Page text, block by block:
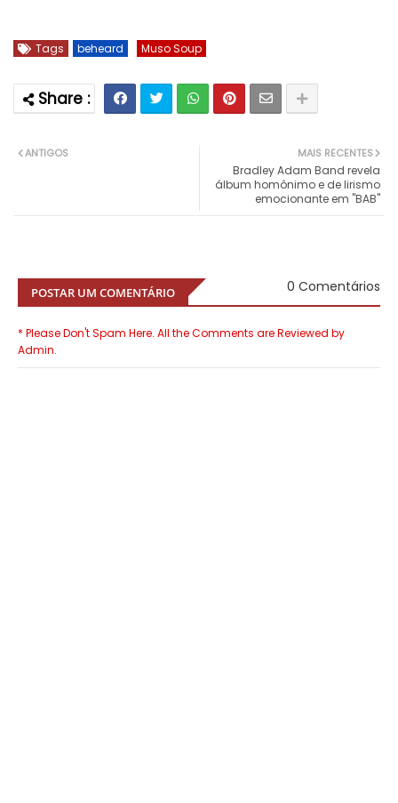
Tags beheard Muso Soup
MAIS RECENTES
Bradley Adam Band revela
álbum homônimo e de lirismo
emocionante em "BAB"
ANTIGOS
POSTAR UM COMENTÁRIO 0 Comentários
* Please Don't Spam Here. All the Comments are Reviewed by
Admin.